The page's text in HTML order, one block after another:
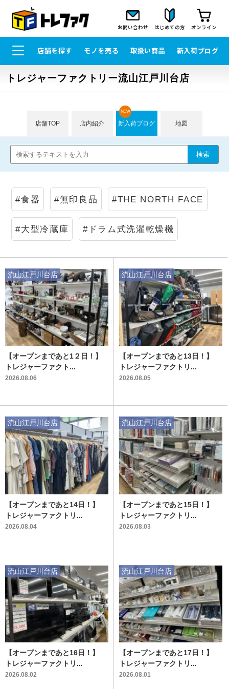
お問い合わせ はじめての方 オンライン
店舗を探す モノを売る 取扱い商品 新入荷ブログ
トレジャーファクトリー流山江戸川台店
店舗TOP 店内紹介 新入荷ブログ
NEW
地図
#食器 #無印良品 #THE NORTH FACE
#大型冷蔵庫 #ドラム式洗濯乾燥機
【オープンまであと1２日！】
トレジャーファクト...
2026.08.06
流山江戸川台店
【オープンまであと13日！】
トレジャーファクトリ...
2026.08.05
流山江戸川台店
【オープンまであと14日！】
トレジャーファクトリ...
2026.08.04
流山江戸川台店
【オープンまであと15日！】
トレジャーファクトリ...
2026.08.03
流山江戸川台店
【オープンまであと16日！】
トレジャーファクトリ...
2026.08.02
流山江戸川台店
【オープンまであと17日！】
トレジャーファクトリ...
2026.08.01
流山江戸川台店